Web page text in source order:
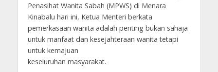
Penasihat Wanita Sabah (MPWS) di Menara
Kinabalu hari ini, Ketua Menteri berkata
pemerkasaan wanita adalah penting bukan sahaja
untuk manfaat dan kesejahteraan wanita tetapi
untuk kemajuan
keseluruhan masyarakat.